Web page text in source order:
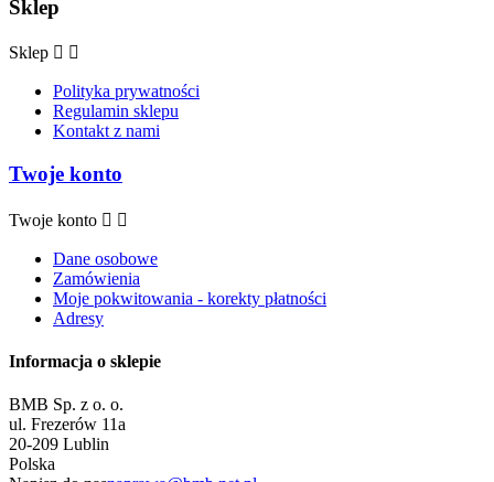
Sklep
Sklep  
Polityka prywatności
Regulamin sklepu
Kontakt z nami
Twoje konto
Twoje konto  
Dane osobowe
Zamówienia
Moje pokwitowania - korekty płatności
Adresy
Informacja o sklepie
BMB Sp. z o. o.
ul. Frezerów 11a
20-209 Lublin
Polska